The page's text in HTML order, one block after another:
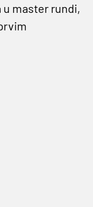
master rundi,